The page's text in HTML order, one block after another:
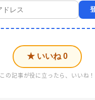
★ いいね0
この記事が役に立ったら、いいね！